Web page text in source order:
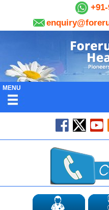
+91-
MENU